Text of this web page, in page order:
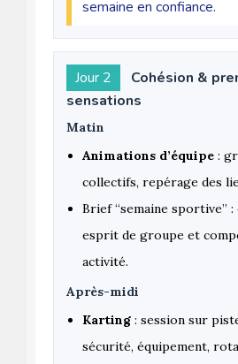
semaine en confiance.
Jour 2
Cohésion &
sensations
Matin
Animations d’équipe :
collectifs, repérage des
Brief “semaine sportive”
esprit de groupe et
activité.
Après-midi
Karting : session sur
sécurité, équipement,